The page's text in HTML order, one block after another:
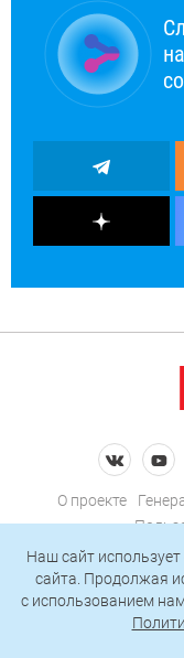
О проекте
Наш сайт
сайта. Продолжая
c использованием